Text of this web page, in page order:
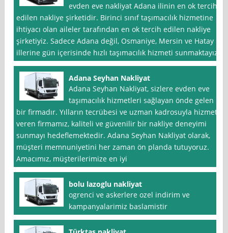
evden eve nakliyat Adana ilinin en ok tercih
edilen nakliye şirketidir. Birinci sınıf taşımacılık hizmetine
ihtiyacı olan aileler tarafından en ok tercih edilen nakliye
şirketiyiz. Sadece Adana değil, Osmaniye, Mersin ve Hatay
illerine gün içerisinde hızlı taşımacılık hizmeti sunmaktayız.
Adana Seyhan Nakliyat
Adana Seyhan Nakliyat, sizlere evden eve
taşımacılık hizmetleri sağlayan önde gelen
bir firmadır. Yılların tecrübesi ve uzman kadrosuyla hizmet
veren firmamız, kaliteli ve güvenilir bir nakliye deneyimi
sunmayı hedeflemektedir. Adana Seyhan Nakliyat olarak,
müşteri memnuniyetini her zaman ön planda tutuyoruz.
Amacımız, müşterilerimize en iyi
bolu lazoglu nakliyat
ogrenci ve askerlere ozel indirim ve
kampanyalarimiz baslamistir